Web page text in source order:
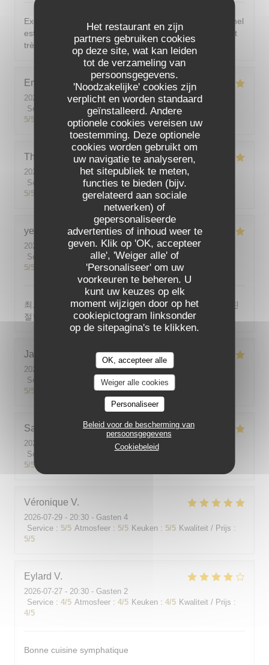
Het restaurant en zijn
partners gebruiken cookies
op deze site, wat kan leiden
tot de verzameling van
persoonsgegevens.
'Noodzakelijke' cookies zijn
verplicht en worden standaard
geïnstalleerd. Andere
optionele cookies vereisen uw
toestemming. Deze optionele
cookies worden gebruikt om
uw navigatie te analyseren,
het sitepubliek te meten,
functies te bieden (bijv.
gerelateerd aan sociale
netwerken) of
gepersonaliseerde
advertenties of inhoud weer te
geven. Klik op 'OK, accepteer
alle', 'Weiger alle' of
'Personaliseer' om uw
voorkeuren te beheren. U
kunt uw keuzes op elk
moment wijzigen door op het
cookiepictogram linksonder
op de sitepagina's te klikken.
OK, accepteer alle
Weiger alle cookies
Personaliseer
Beleid voor de bescherming van
persoonsgegevens
Cookiebeleid
Excellent ! Tout est délicieux, bien présentés, le personnel
est vraiment au top : accueillant, souriant, attentionné et
très professionnel. Je recommande sans hésiter !
Emilie
2026-08-05
- 20:30 - Gasten 2
Service
Atmosfeer: 5/5 Keuken: 5/5 Kwaliteit / Prijs
5/5
Theo
2026-08-01
- 19:00 - Gasten 2
Service
Atmosfeer: 5/5 Keuken: 5/5 Kwaliteit / Prijs
5/5
yeonghun J
2026-08-03
- 19:00 - Gasten 4
Service
Atmosfeer : 5/5 Keuken: 5 /5
5/5
최고의 분위기, 최고의 맛, 프랑스어가 서툴지만 서버가 친
절함
Jackie
2026-07-31
- 19:00 - Gasten 2
Service
Atmosfeer: 5/5 Keuken: 5
5/5
Sabine
2026-08-01
- 12:00 - Gasten 5
Service
5/5
Véronique V
2026-07-29 - 20:30 - Gasten 4
Service : 5/5 Atmosfeer : 5/5 Keuken : 5/5 Kwaliteit / Prijs :
5/5
Eylard V
2026-07-27 - 20:30 - Gasten 2
Service : 4/5 Atmosfeer : 4/5 Keuken : 4/5 Kwaliteit / Prijs :
4/5
Bonne cuisine symphatique